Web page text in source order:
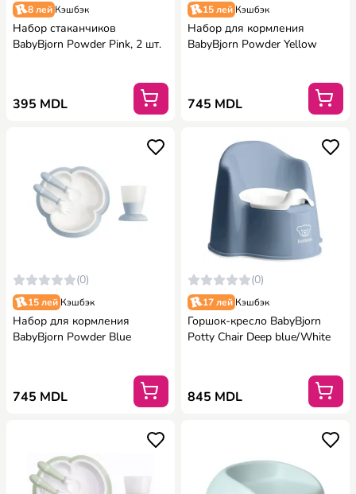
8 лей Кэшбэк
Набор стаканчиков
BabyBjorn Powder Pink, 2 шт.
395 MDL
15 лей Кэшбэк
Набор для кормления
BabyBjorn Powder Yellow
745 MDL
(0)
15 лей Кэшбэк
Набор для кормления
BabyBjorn Powder Blue
745 MDL
(0)
17 лей Кэшбэк
Горшок-кресло BabyBjorn
Potty Chair Deep blue/White
845 MDL